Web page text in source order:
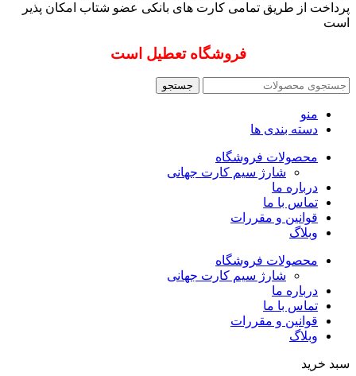
پرداخت از طریق تمامی کارت های بانکی عضو شتاب امکان پذیر
است
فروشگاه تعطیل است
جستجو
منو
دسته بندی ها
محصولات فروشگاه
شارژ سیم کارت جهانی
درباره ما
تماس با ما
قوانین و مقررات
وبلاگ
محصولات فروشگاه
شارژ سیم کارت جهانی
درباره ما
تماس با ما
قوانین و مقررات
وبلاگ
سبد خرید